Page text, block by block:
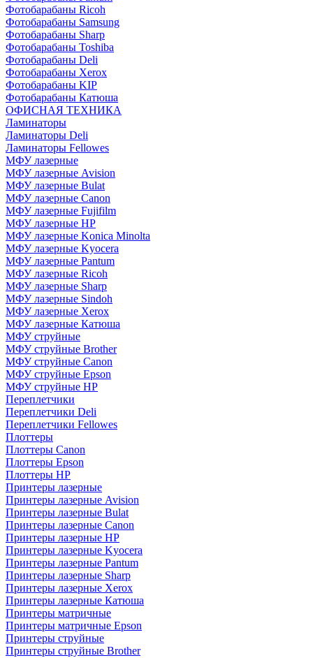
Фотобарабаны Ricoh
Фотобарабаны Samsung
Фотобарабаны Sharp
Фотобарабаны Toshiba
Фотобарабаны Deli
Фотобарабаны Xerox
Фотобарабаны KIP
Фотобарабаны Катюша
ОФИСНАЯ ТЕХНИКА
Ламинаторы
Ламинаторы Deli
Ламинаторы Fellowes
МФУ лазерные
МФУ лазерные Avision
МФУ лазерные Bulat
МФУ лазерные Canon
МФУ лазерные Fujifilm
МФУ лазерные HP
МФУ лазерные Konica Minolta
МФУ лазерные Kyocera
МФУ лазерные Pantum
МФУ лазерные Ricoh
МФУ лазерные Sharp
МФУ лазерные Sindoh
МФУ лазерные Xerox
МФУ лазерные Катюша
МФУ струйные
МФУ струйные Brother
МФУ струйные Canon
МФУ струйные Epson
МФУ струйные HP
Переплетчики
Переплетчики Deli
Переплетчики Fellowes
Плоттеры
Плоттеры Canon
Плоттеры Epson
Плоттеры HP
Принтеры лазерные
Принтеры лазерные Avision
Принтеры лазерные Bulat
Принтеры лазерные Canon
Принтеры лазерные HP
Принтеры лазерные Kyocera
Принтеры лазерные Pantum
Принтеры лазерные Sharp
Принтеры лазерные Xerox
Принтеры лазерные Катюша
Принтеры матричные
Принтеры матричные Epson
Принтеры струйные
Принтеры струйные Brother